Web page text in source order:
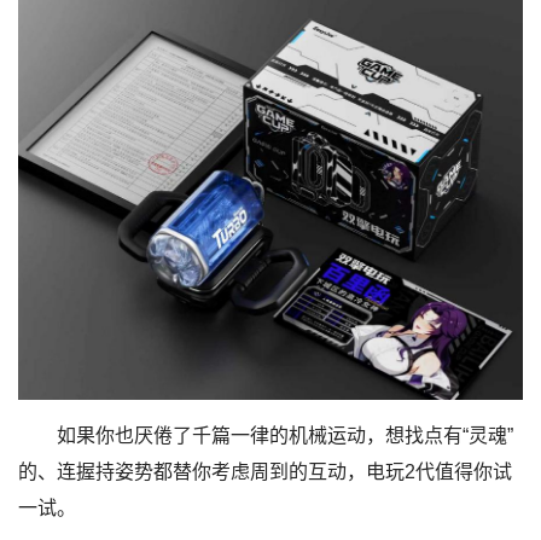
如果你也厌倦了千篇一律的机械运动，想找点有“灵魂”
的、连握持姿势都替你考虑周到的互动，电玩2代值得你试
一试。